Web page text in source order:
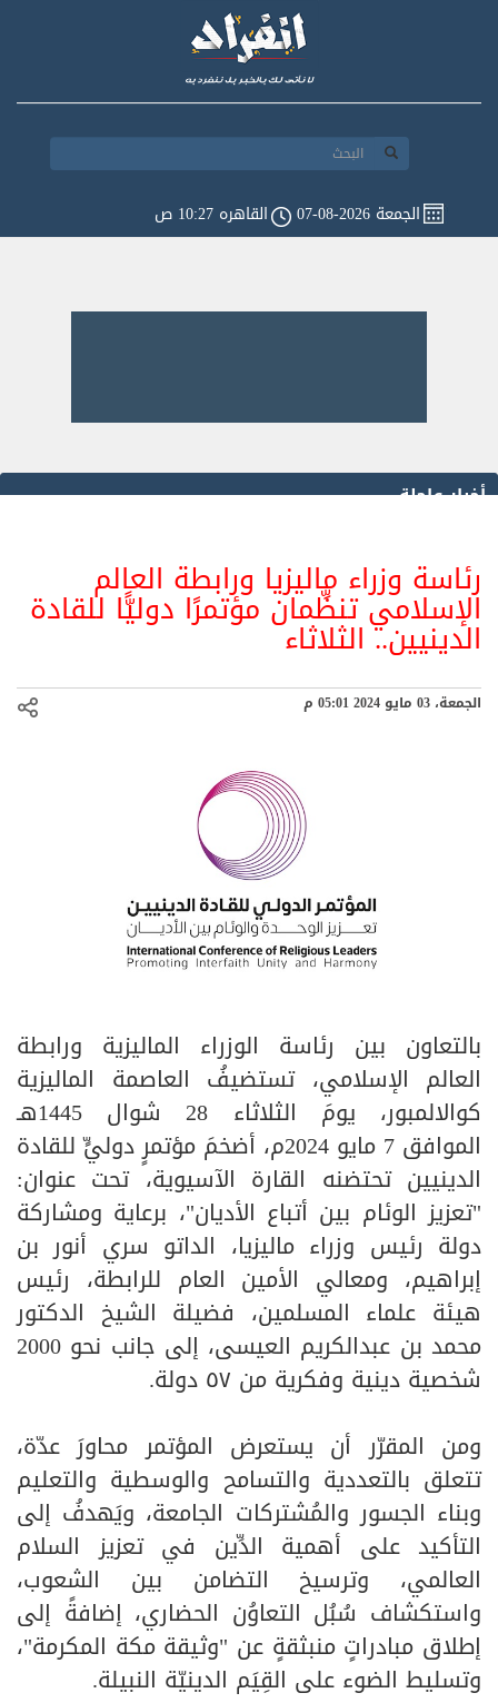
الجمعة 2026-08-07 القاهره 10:27 ص
أخبار عاجلة
رئاسة وزراء ماليزيا ورابطة العالم
الإسلامي تنظِّمان مؤتمرًا دوليًّا للقادة
الدينيين.. الثلاثاء
الجمعة، 03 مايو 2024 05:01 م
بالتعاون بين رئاسة الوزراء الماليزية ورابطة
العالم الإسلامي، تستضيفُ العاصمة الماليزية
كوالالمبور، يومَ الثلاثاء 28 شوال 1445هـ
الموافق 7 مايو 2024م، أضخمَ مؤتمرٍ دوليٍّ للقادة
الدينيين تحتضنه القارة الآسيوية، تحت عنوان:
"تعزيز الوئام بين أتباع الأديان"، برعاية ومشاركة
دولة رئيس وزراء ماليزيا، الداتو سري أنور بن
إبراهيم، ومعالي الأمين العام للرابطة، رئيس
هيئة علماء المسلمين، فضيلة الشيخ الدكتور
محمد بن عبدالكريم العيسى، إلى جانب نحو 2000
شخصية دينية وفكرية من ٥٧ دولة.
ومن المقرّر أن يستعرض المؤتمر محاورَ عدّة،
تتعلق بالتعددية والتسامح والوسطية والتعليم
وبناء الجسور والمُشتركات الجامعة، ويَهدفُ إلى
التأكيد على أهمية الدِّين في تعزيز السلام
العالمي، وترسيخ التضامن بين الشعوب،
واستكشاف سُبُل التعاوُن الحضاري، إضافةً إلى
إطلاق مبادراتٍ منبثقةٍ عن "وثيقة مكة المكرمة"،
وتسليط الضوء على القِيَم الدينيّة النبيلة.